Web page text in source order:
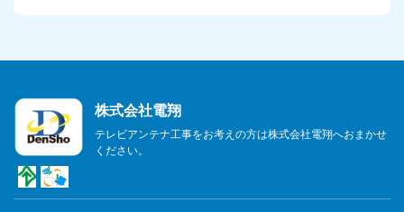
株式会社電翔
テレビアンテナ工事をお考えの方は株式会社電翔へおまかせ
ください。